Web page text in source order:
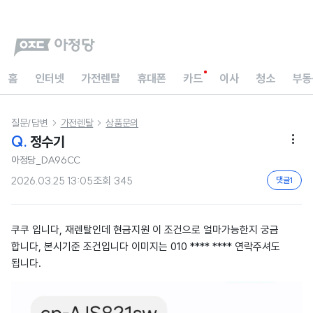
홈 인터넷 가전렌탈 휴대폰 카드 이사 청소 부
질문/답변  가전렌탈  상품문의
Q. 정수기 
아정당_DA96CC
2026.03.25 13:05조회 345 댓글1
쿠쿠 입니다, 재렌탈인데 현금지원 이 조건으로 얼마가능한지 궁금
합니다, 본시기준 조건입니다 이미지는 010 **** **** 연락주셔도
됩니다.